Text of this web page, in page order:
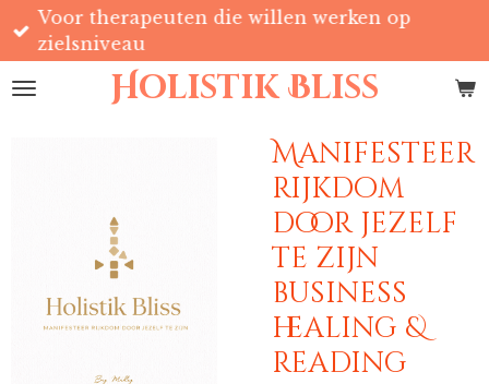
Ga
direct
de
Holistik Bliss
Voor therapeuten die willen werken op
zielsniveau
Manifesteer
rijkdom
door jezelf
te zijn
business
healing &
reading